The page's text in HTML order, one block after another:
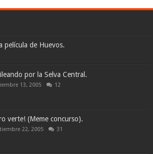
película de Huevos.
por la Selva Central.
13, 2005 12
verte! (Meme concurso).
22, 2005 31